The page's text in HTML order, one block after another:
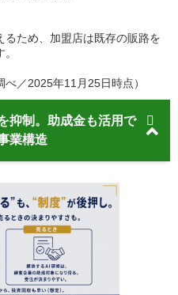
ため、加盟店は既存の販路を
／2025年11月25日時点）
抑制。助成金も活用で
業構造